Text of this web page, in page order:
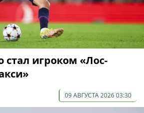
стал игроком «Лос-
09 АВГУСТА 2026 03:30